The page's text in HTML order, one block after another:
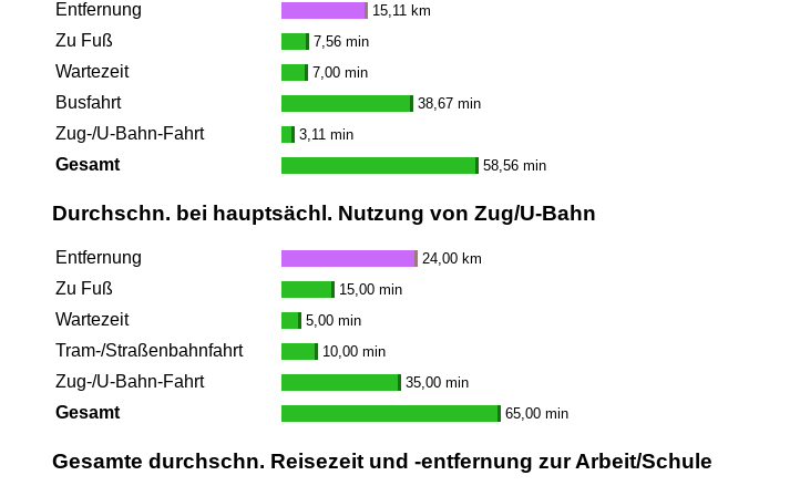
Entfernung 15,11 km
Zu Fuß 7,56 min
Wartezeit 7,00 min
Busfahrt 38,67 min
Zug-/U-Bahn-Fahrt 3,11 min
Gesamt 58,56 min
Durchschn. bei hauptsächl. Nutzung von Zug/U-Bahn
Entfernung 24,00 km
Zu Fuß 15,00 min
Wartezeit 5,00 min
Tram-/Straßenbahnfahrt 10,00 min
Zug-/U-Bahn-Fahrt 35,00 min
Gesamt 65,00 min
Gesamte durchschn. Reisezeit und -entfernung zur Arbeit/Schule